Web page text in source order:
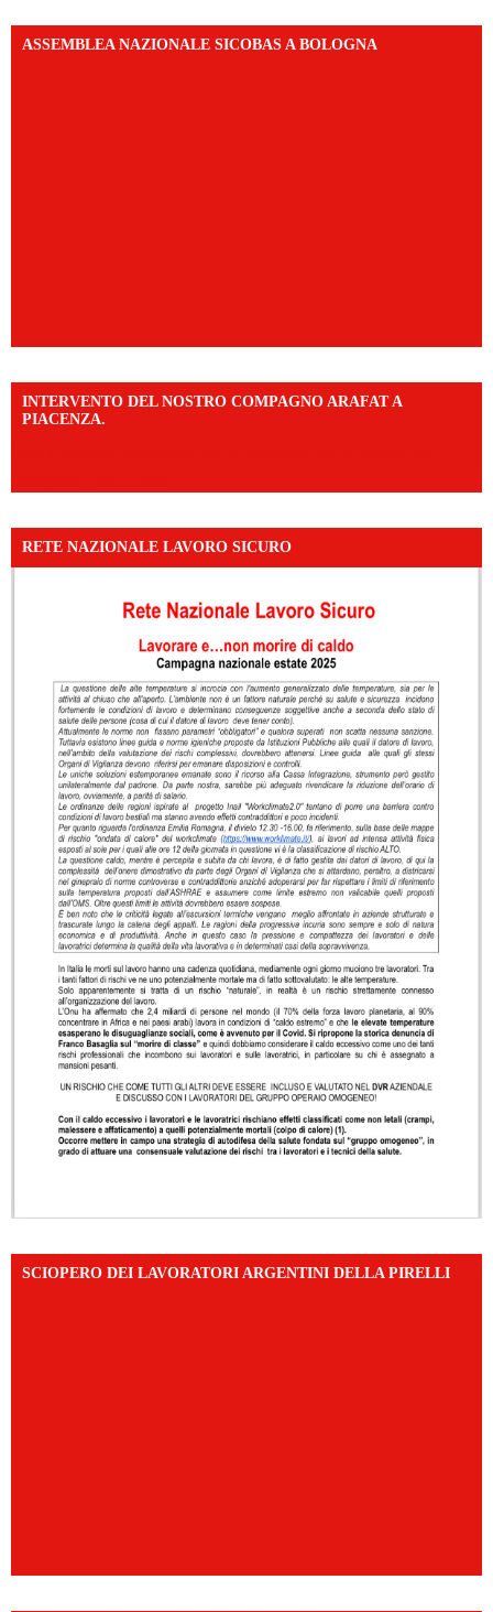
ASSEMBLEA NAZIONALE SICOBAS A BOLOGNA
INTERVENTO DEL NOSTRO COMPAGNO ARAFAT A
PIACENZA.
RETE NAZIONALE LAVORO SICURO
SCIOPERO DEI LAVORATORI ARGENTINI DELLA PIRELLI